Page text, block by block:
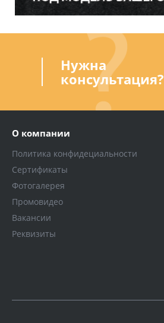
Нужна
консультация?
О компании
Политика конфидециальности
Сертификаты
Фотогалерея
Промовидео
Вакансии
Реквизиты